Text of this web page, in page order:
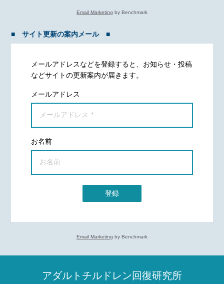
Email Marketing by Benchmark
■ サイト更新の案内メール ■
メールアドレスなどを登録すると、お知らせ・投稿
などサイトの更新案内が届きます。
メールアドレス
お名前
登録
Email Marketing by Benchmark
アダルトチルドレン回復研究所